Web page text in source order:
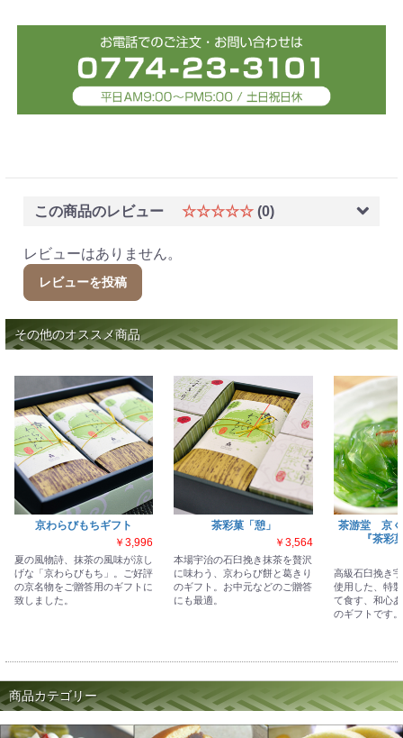
この商品のレビュー ☆☆☆☆☆ (0)
レビューはありません。
レビューを投稿
その他のオススメ商品
京わらびもちギフト
￥3,996
夏の風物詩、抹茶の風味が涼し
げな「京わらびもち」。ご好評
の京名物をご贈答用のギフトに
致しました。
茶彩菓「憩」
￥3,564
本場宇治の石臼挽き抹茶を贅沢
に味わう、京わらび餅と葛きり
のギフト。お中元などのご贈答
にも最適。
茶游堂 京く
『茶彩
高級石臼挽き
使用した、特
て食す、和心
のギフトです。
商品カテゴリー